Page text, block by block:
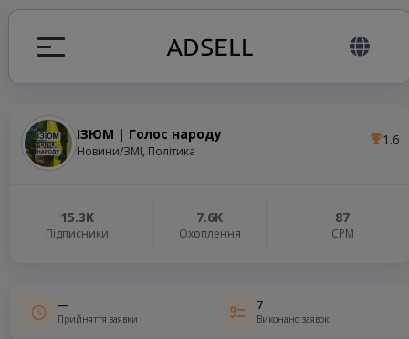
ІЗЮМ | Голос народу
Новини/ЗМІ, Політика
1.6
15.3K
Підписники
7.6K
Охоплення
87
СРМ
—
Прийняття заявки
7
Виконано заявок